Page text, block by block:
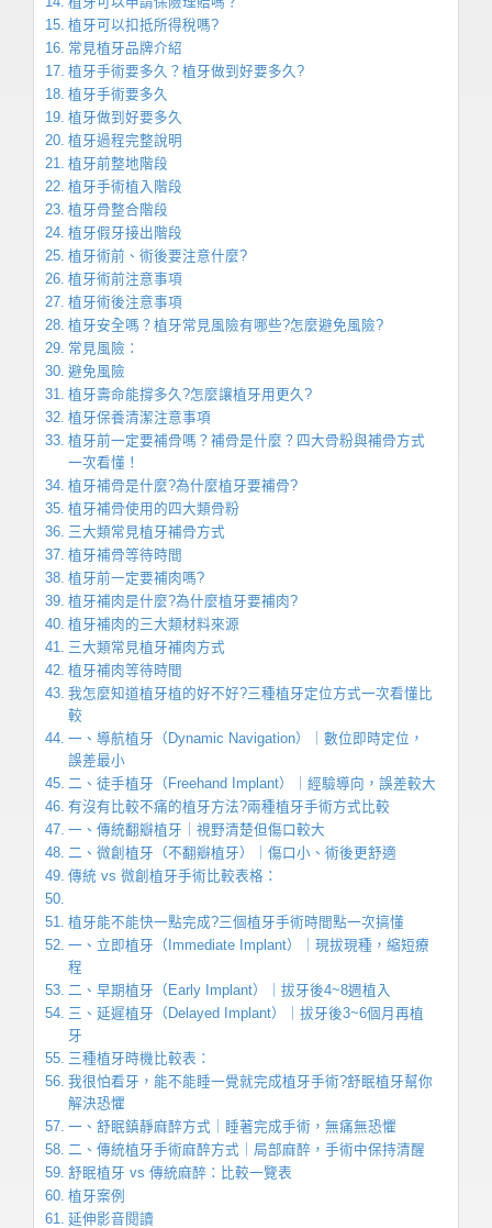
植牙可以扣抵所得稅嗎?
常見植牙品牌介紹
植牙手術要多久？植牙做到好要多久?
植牙手術要多久
植牙做到好要多久
植牙過程完整說明
植牙前整地階段
植牙手術植入階段
植牙骨整合階段
植牙假牙接出階段
植牙術前、術後要注意什麼?
植牙術前注意事項
植牙術後注意事項
植牙安全嗎？植牙常見風險有哪些?怎麼避免風險?
常見風險：
避免風險
植牙壽命能撐多久?怎麼讓植牙用更久?
植牙保養清潔注意事項
植牙前一定要補骨嗎？補骨是什麼？四大骨粉與補骨方式
一次看懂！
植牙補骨是什麼?為什麼植牙要補骨?
植牙補骨使用的四大類骨粉
三大類常見植牙補骨方式
植牙補骨等待時間
植牙前一定要補肉嗎?
植牙補肉是什麼?為什麼植牙要補肉?
植牙補肉的三大類材料來源
三大類常見植牙補肉方式
植牙補肉等待時間
我怎麼知道植牙植的好不好?三種植牙定位方式一次看懂比
較
一、導航植牙（Dynamic Navigation）｜數位即時定位，
誤差最小
二、徒手植牙（Freehand Implant）｜經驗導向，誤差較大
有沒有比較不痛的植牙方法?兩種植牙手術方式比較
一、傳統翻瓣植牙｜視野清楚但傷口較大
二、微創植牙（不翻瓣植牙）｜傷口小、術後更舒適
傳統 vs 微創植牙手術比較表格：
植牙能不能快一點完成?三個植牙手術時間點一次搞懂
一、立即植牙（Immediate Implant）｜現拔現種，縮短療
程
二、早期植牙（Early Implant）｜拔牙後4~8週植入
三、延遲植牙（Delayed Implant）｜拔牙後3~6個月再植
牙
三種植牙時機比較表：
我很怕看牙，能不能睡一覺就完成植牙手術?舒眠植牙幫你
解決恐懼
一、舒眠鎮靜麻醉方式｜睡著完成手術，無痛無恐懼
二、傳統植牙手術麻醉方式｜局部麻醉，手術中保持清醒
舒眠植牙 vs 傳統麻醉：比較一覽表
植牙案例
延伸影音閱讀